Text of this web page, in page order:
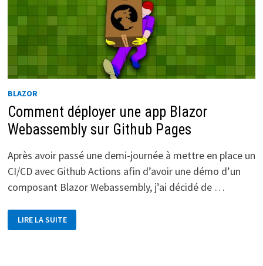
BLAZOR
Comment déployer une app Blazor
Webassembly sur Github Pages
Après avoir passé une demi-journée à mettre en place un
CI/CD avec Github Actions afin d’avoir une démo d’un
composant Blazor Webassembly, j’ai décidé de …
DÉPLOYER
UNE
LIRE LA SUITE